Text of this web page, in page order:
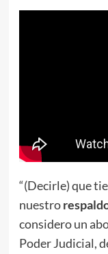
“(Decirle) que
nuestro
considero un
Poder Judicial,